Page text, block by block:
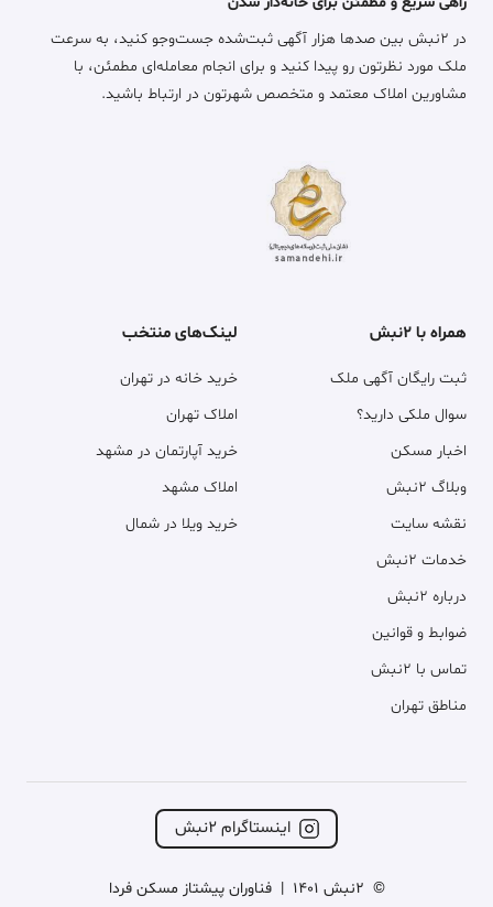
در ۲نبش بین صدها هزار آگهی ثبت‌شده جست‌وجو کنید، به سرعت
ملک مورد نظرتون رو پیدا کنید و برای انجام معامله‌ای مطمئن، با
مشاورین املاک معتمد و متخصص شهرتون در ارتباط باشید.
همراه با ۲نبش
ثبت رایگان آگهی ملک
سوال ملکی دارید؟
اخبار مسکن
وبلاگ ۲نبش
نقشه سایت
خدمات ۲نبش
درباره ۲نبش
ضوابط و قوانین
تماس با ۲نبش
مناطق تهران
لینک‌های منتخب
خرید خانه در تهران
املاک تهران
خرید آپارتمان در مشهد
املاک مشهد
خرید ویلا در شمال
اینستاگرام ۲نبش
© 2نبش 1401 | فناوران پیشتاز مسکن فردا